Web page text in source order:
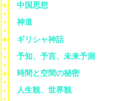
中国思想
神道
ギリシャ神話
予知、予言、未来予測
時間と空間の秘密
人生観、世界観